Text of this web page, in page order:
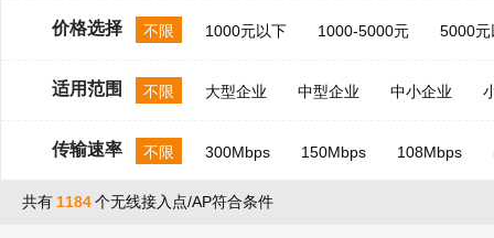
价格选择 不限 1000元以下 1000-5000元 5000元
适用范围 不限 大型企业 中型企业 中小企业
传输速率 不限 300Mbps 150Mbps 108Mbps
共有 1184个无线接入点/AP符合条件